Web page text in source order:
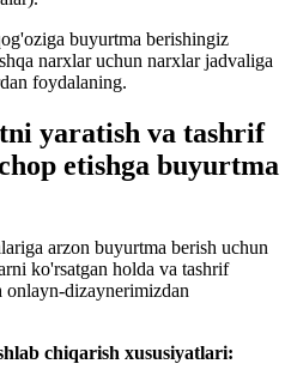
buyurtma berishingiz
narxlar uchun narxlar jadvaliga
foydalaning.
yaratish va tashrif
etishga buyurtma
arzon buyurtma berish uchun
ko'rsatgan holda va tashrif
dizaynerimizdan
chiqarish xususiyatlari: